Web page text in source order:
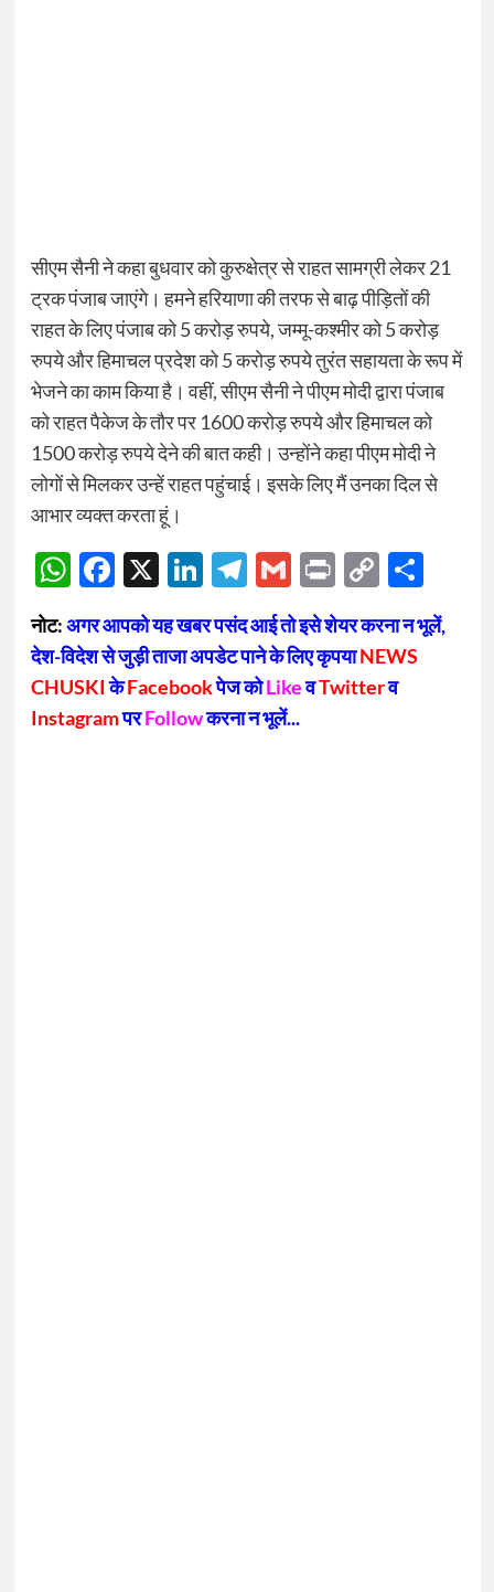
सीएम सैनी ने कहा बुधवार को कुरुक्षेत्र से राहत सामग्री लेकर 21
ट्रक पंजाब जाएंगे। हमने हरियाणा की तरफ से बाढ़ पीड़ितों की
राहत के लिए पंजाब को 5 करोड़ रुपये, जम्मू-कश्मीर को 5 करोड़
रुपये और हिमाचल प्रदेश को 5 करोड़ रुपये तुरंत सहायता के रूप में
भेजने का काम किया है। वहीं, सीएम सैनी ने पीएम मोदी द्वारा पंजाब
को राहत पैकेज के तौर पर 1600 करोड़ रुपये और हिमाचल को
1500 करोड़ रुपये देने की बात कही। उन्होंने कहा पीएम मोदी ने
लोगों से मिलकर उन्हें राहत पहुंचाई। इसके लिए मैं उनका दिल से
आभार व्यक्त करता हूं।
WhatsApp
Facebook
X LinkedIn
Telegram
Gmail
Print
Copy
Link
नोट:अगर आपको यह खबर पसंद आई तो इसे शेयर करना न भूलें,
देश-विदेश से जुड़ी ताजा अपडेट पाने के लिए कृपयाNEWS
CHUSKIकेFacebookपेज कोLikeवTwitterव
InstagramपरFollowकरना न भूलें...